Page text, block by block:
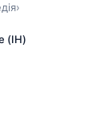
›
(IH)